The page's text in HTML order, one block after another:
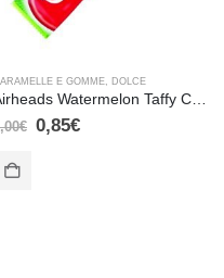
E GOMME, DOLCE
Airheads Watermelon Taffy Candy – 15,6 gr
€ 0,85€